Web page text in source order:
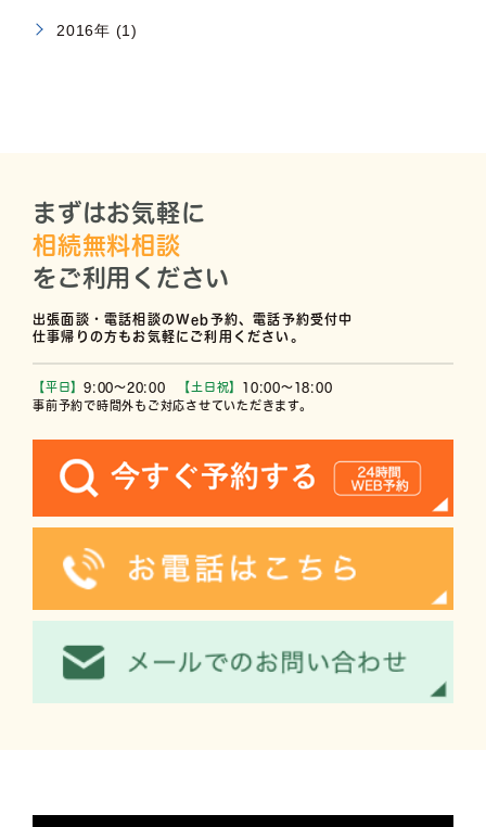
2016年 (1)
まずはお気軽に
相続無料相談
をご利用ください
出張面談・電話相談のWeb予約、電話予約受付中
仕事帰りの方もお気軽にご利用ください。
【平日】 9:00〜20:00 【土日祝】 10:00〜18:00
事前予約で時間外もご対応させていただきます。